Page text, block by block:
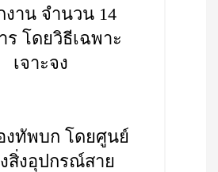
งาน จำนวน 14
ร โดยวิธีเฉพาะ
เจาะจง
งทัพบก โดยศูนย์
สิ่งอุปกรณ์สาย